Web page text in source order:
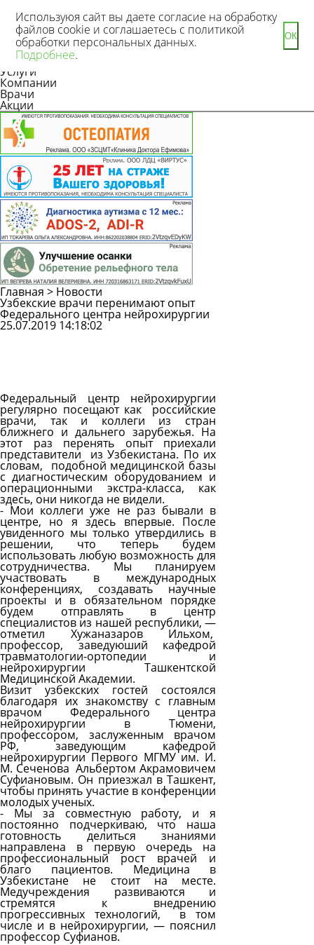
Новости
Статьи
Услуги
Компании
Врачи
Акции
Главная > Новости
Узбекские врачи перенимают опыт
Федерального центра нейрохирургии
25.07.2019 14:18:02
Федеральный центр нейрохирургии
регулярно посещают как российские
врачи, так и коллеги из стран
ближнего и дальнего зарубежья. На
этот раз перенять опыт приехали
представители из Узбекистана. По их
словам, подобной медицинской базы
с диагностическим оборудованием и
операционными экстра-класса, как
здесь, они никогда не видели.
- Мои коллеги уже не раз бывали в
центре, но я здесь впервые. После
увиденного мы только утвердились в
решении, что теперь будем
использовать любую возможность для
сотрудничества. Мы планируем
участвовать в международных
конференциях, создавать научные
проекты и в обязательном порядке
будем отправлять в центр
специалистов из нашей республики, —
отметил Хужаназаров Ильхом,
профессор, заведуюший кафедрой
травматологии-ортопедии и
нейрохирургии Ташкентской
Медицинской Академии.
Визит узбекских гостей состоялся
благодаря их знакомству с главным
врачом Федерального центра
нейрохирургии в Тюмени,
профессором, заслуженным врачом
РФ, заведующим кафедрой
нейрохирургии Первого МГМУ им. И.
М. Сеченова Альбертом Акрамовичем
Суфиановым. Он приезжал в Ташкент,
чтобы принять участие в конференции
молодых ученых.
- Мы за совместную работу, и я
постоянно подчеркиваю, что наша
готовность делиться знаниями
направлена в первую очередь на
профессиональный рост врачей и
благо пациентов. Медицина в
Узбекистане не стоит на месте.
Медучреждения развиваются и
стремятся к внедрению
прогрессивных технологий, в том
числе и в нейрохирургии, — пояснил
профессор Суфианов.
Используюя сайт вы даете согласие на обработку
файлов cookie и соглашаетесь с политикой
обработки персональных данных.
Подробнее.
ОК